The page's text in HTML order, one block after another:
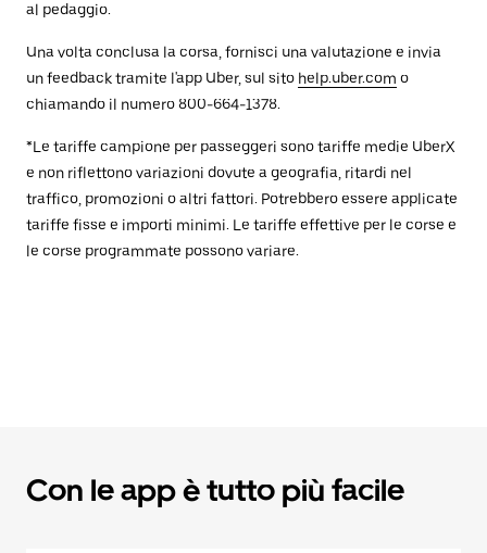
al pedaggio.
Una volta conclusa la corsa, fornisci una valutazione e invia
un feedback tramite l'app Uber, sul sito help.uber.com o
chiamando il numero 800-664-1378.
*Le tariffe campione per passeggeri sono tariffe medie UberX
e non riflettono variazioni dovute a geografia, ritardi nel
traffico, promozioni o altri fattori. Potrebbero essere applicate
tariffe fisse e importi minimi. Le tariffe effettive per le corse e
le corse programmate possono variare.
Con le app è tutto più facile